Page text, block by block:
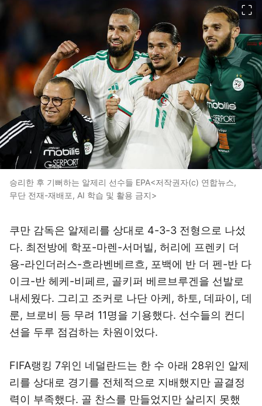
승리한 후 기뻐하는 알제리 선수들 EPA<저작권자(c) 연합뉴스,
무단 전재-재배포, AI 학습 및 활용 금지>
쿠만 감독은 알제리를 상대로 4-3-3 전형으로 나섰
다. 최전방에 학포-마렌-서머빌, 허리에 프렌키 더
용-라인더러스-흐라벤베르흐, 포백에 반 더 펜-반 다
이크-반 헤케-비페르, 골키퍼 베르브루겐을 선발로
내세웠다. 그리고 조커로 나단 아케, 하토, 데파이, 데
룬, 브로비 등 무려 11명을 기용했다. 선수들의 컨디
션을 두루 점검하는 차원이었다.
FIFA랭킹 7위인 네덜란드는 한 수 아래 28위인 알제
리를 상대로 경기를 전체적으로 지배했지만 골결정
력이 부족했다. 골 찬스를 만들었지만 살리지 못했